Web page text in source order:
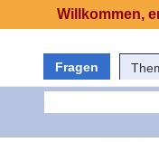
Fragen
Willkommen,